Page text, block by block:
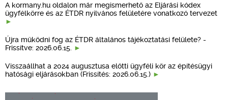
A kormany.hu oldalon már megismerhető az Eljárási kódex
ügyfélkörre és az ÉTDR nyilvános felületére vonatkozó tervezet
Újra működni fog az ÉTDR általános tájékoztatási felülete? -
Frissítve: 2026.06.15.
Visszaállhat a 2024 augusztusa előtti ügyféli kör az építésügyi
hatósági eljárásokban (Frissítés: 2026.06.15.)